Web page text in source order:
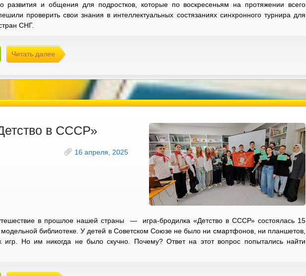
развития и общения для подростков, которые по воскресеньям на протяжении всего
проверить свои знания в интеллектуальных состязаниях синхронного турнира для
СНГ.
Читать далее
в СССР»
16 апреля, 2025
в прошлое нашей страны — игра-бродилка «Детство в СССР» состоялась 15
модельной библиотеке. У детей в Советском Союзе не было ни смартфонов, ни планшетов,
игр. Но им никогда не было скучно. Почему? Ответ на этот вопрос попытались найти